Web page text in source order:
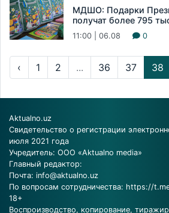
МДШО: Подарки
получат более 795
11:00 | 06.08 0
‹ 1 2 ... 36 37 38
Aktualno.uz
Свидетельство о регистрации
июля 2021 года
Учредитель: ООО «Aktualno media»
Главный редактор:
Почта: info@aktualno.uz
По вопросам сотрудничества: https://
18+
Воспроизводство, копирование,